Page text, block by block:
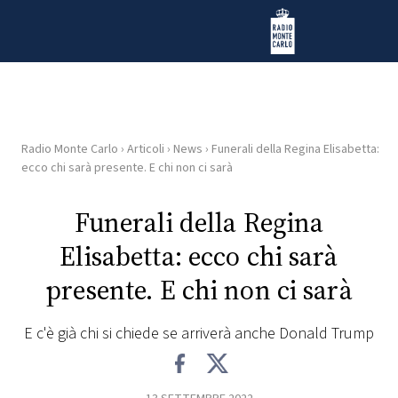
Radio Monte Carlo
HOME
RADIO
WEB
PLAYLIST
Radio Monte Carlo › Articoli › News › Funerali della Regina Elisabetta:
ecco chi sarà presente. E chi non ci sarà
Funerali della Regina
Elisabetta: ecco chi sarà
presente. E chi non ci sarà
E c'è già chi si chiede se arriverà anche Donald Trump